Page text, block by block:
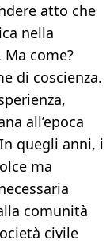
atto che
nella
come?
di coscienza.
all’epoca
quegli anni, i
ma
comunità
civile